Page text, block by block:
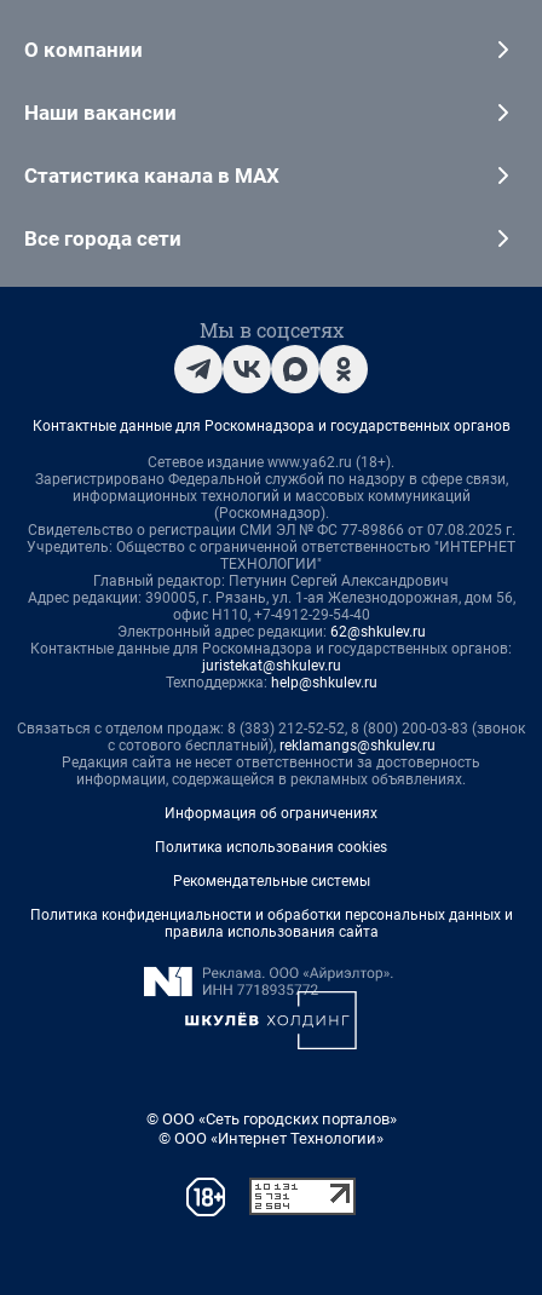
О компании
Наши вакансии
Статистика канала в MAX
Все города сети
Мы в соцсетях
Контактные данные для Роскомнадзора и государственных органов
Сетевое издание www.ya62.ru (18+).
Зарегистрировано Федеральной службой по надзору в сфере связи,
информационных технологий и массовых коммуникаций
(Роскомнадзор).
Свидетельство о регистрации СМИ ЭЛ № ФС 77-89866 от 07.08.2025 г.
Учредитель: Общество с ограниченной ответственностью "ИНТЕРНЕТ
ТЕХНОЛОГИИ"
Главный редактор: Петунин Сергей Александрович
Адрес редакции: 390005, г. Рязань, ул. 1-ая Железнодорожная, дом 56,
офис Н110, +7-4912-29-54-40
Электронный адрес редакции: 62@shkulev.ru
Контактные данные для Роскомнадзора и государственных органов:
juristekat@shkulev.ru
Техподдержка: help@shkulev.ru
Связаться с отделом продаж: 8 (383) 212-52-52, 8 (800) 200-03-83 (звонок
с сотового бесплатный), reklamangs@shkulev.ru
Редакция сайта не несет ответственности за достоверность
информации, содержащейся в рекламных объявлениях.
Информация об ограничениях
Политика использования cookies
Рекомендательные системы
Политика конфиденциальности и обработки персональных данных и
правила использования сайта
© ООО «Сеть городских порталов»
© ООО «Интернет Технологии»